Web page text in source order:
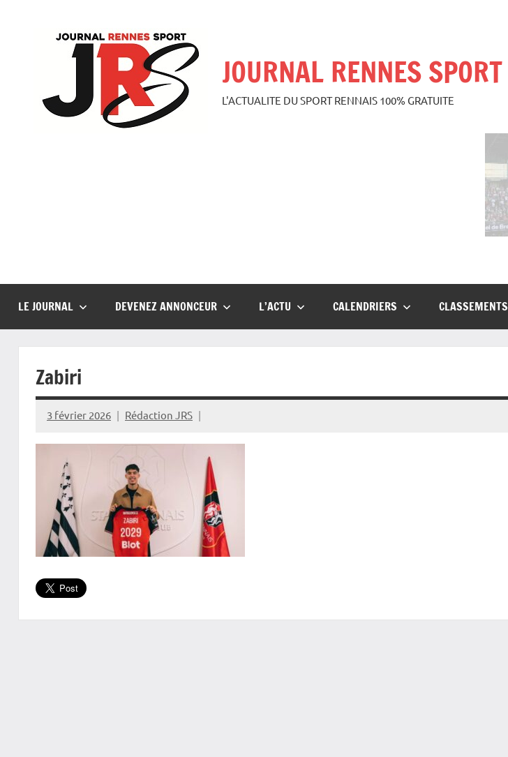
JOURNAL RENNES SPORT
L'ACTUALITE DU SPORT RENNAIS 100% GRATUITE
LE JOURNAL DEVENEZ ANNONCEUR L’ACTU CALENDRIERS CLASSEMENTS
Zabiri
3 février 2026 Rédaction JRS